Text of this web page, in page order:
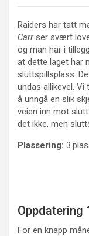
Raiders har tatt
Carrser svært
og man har i
at dette laget har
sluttspillsplass.
undas allikevel. Vi
å unngå en slik
veien inn mot
det ikke, men
Plassering:
Oppdatering
For en knapp